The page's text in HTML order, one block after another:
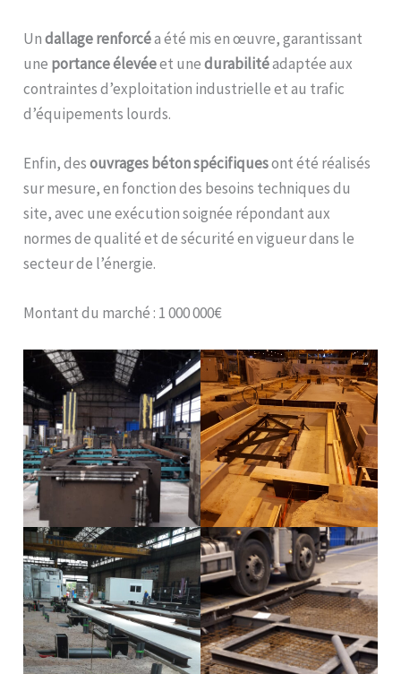
Undallage renforcéa été mis en œuvre, garantissant
une portance élevéeet unedurabilitéadaptée aux
contraintes d’exploitation industrielle et au trafic
d’équipements lourds.
Enfin, desouvrages béton spécifiquesont été réalisés
sur mesure, en fonction des besoins techniques du
site, avec une exécution soignée répondant aux
normes de qualité et de sécurité en vigueur dans le
secteur de l’énergie.
Montant du marché : 1 000 000€